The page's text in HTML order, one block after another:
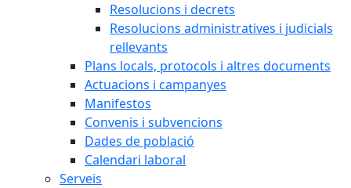
Resolucions i decrets
Resolucions administratives i judicials
rellevants
Plans locals, protocols i altres documents
Actuacions i campanyes
Manifestos
Convenis i subvencions
Dades de població
Calendari laboral
Serveis